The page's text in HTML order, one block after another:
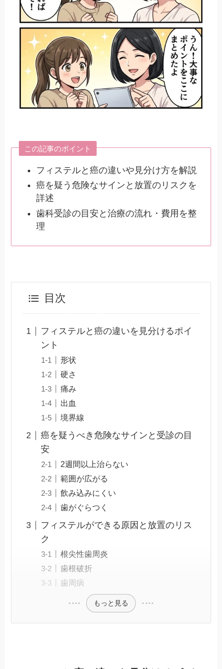
この記事のポイント
フィステルと癌の違いや見分け方を解説
癌を疑う危険なサインと放置のリスクを
詳述
歯科受診の目安と治療の流れ・費用を整
理
目次
フィステルと癌の違いを見分けるポイ
ント
形状
硬さ
痛み
出血
境界線
癌を疑うべき危険なサインと受診の目
安
2週間以上治らない
範囲が広がる
飲み込みにくい
歯がぐらつく
フィステルができる原因と放置のリス
ク
根尖性歯周炎
歯根破折
歯周病
もっと見る